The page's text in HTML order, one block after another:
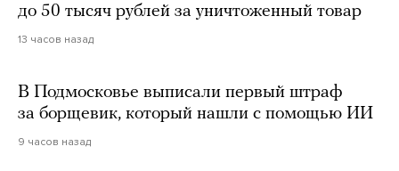
до 50 тысяч рублей за уничтоженный товар
13 часов назад
В Подмосковье выписали первый штраф
за борщевик, который нашли с помощью ИИ
9 часов назад